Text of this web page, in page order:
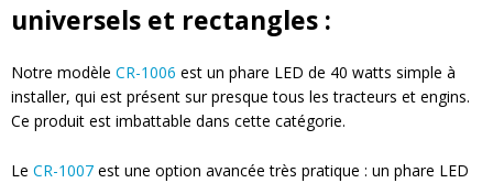
universels et rectangles :
Notre modèle CR-1006 est un phare LED de 40 watts simple à
installer, qui est présent sur presque tous les tracteurs et engins.
Ce produit est imbattable dans cette catégorie.
Le CR-1007 est une option avancée très pratique : un phare LED